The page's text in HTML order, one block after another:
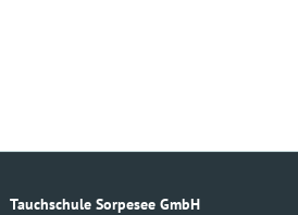
Tauchschule Sorpesee GmbH